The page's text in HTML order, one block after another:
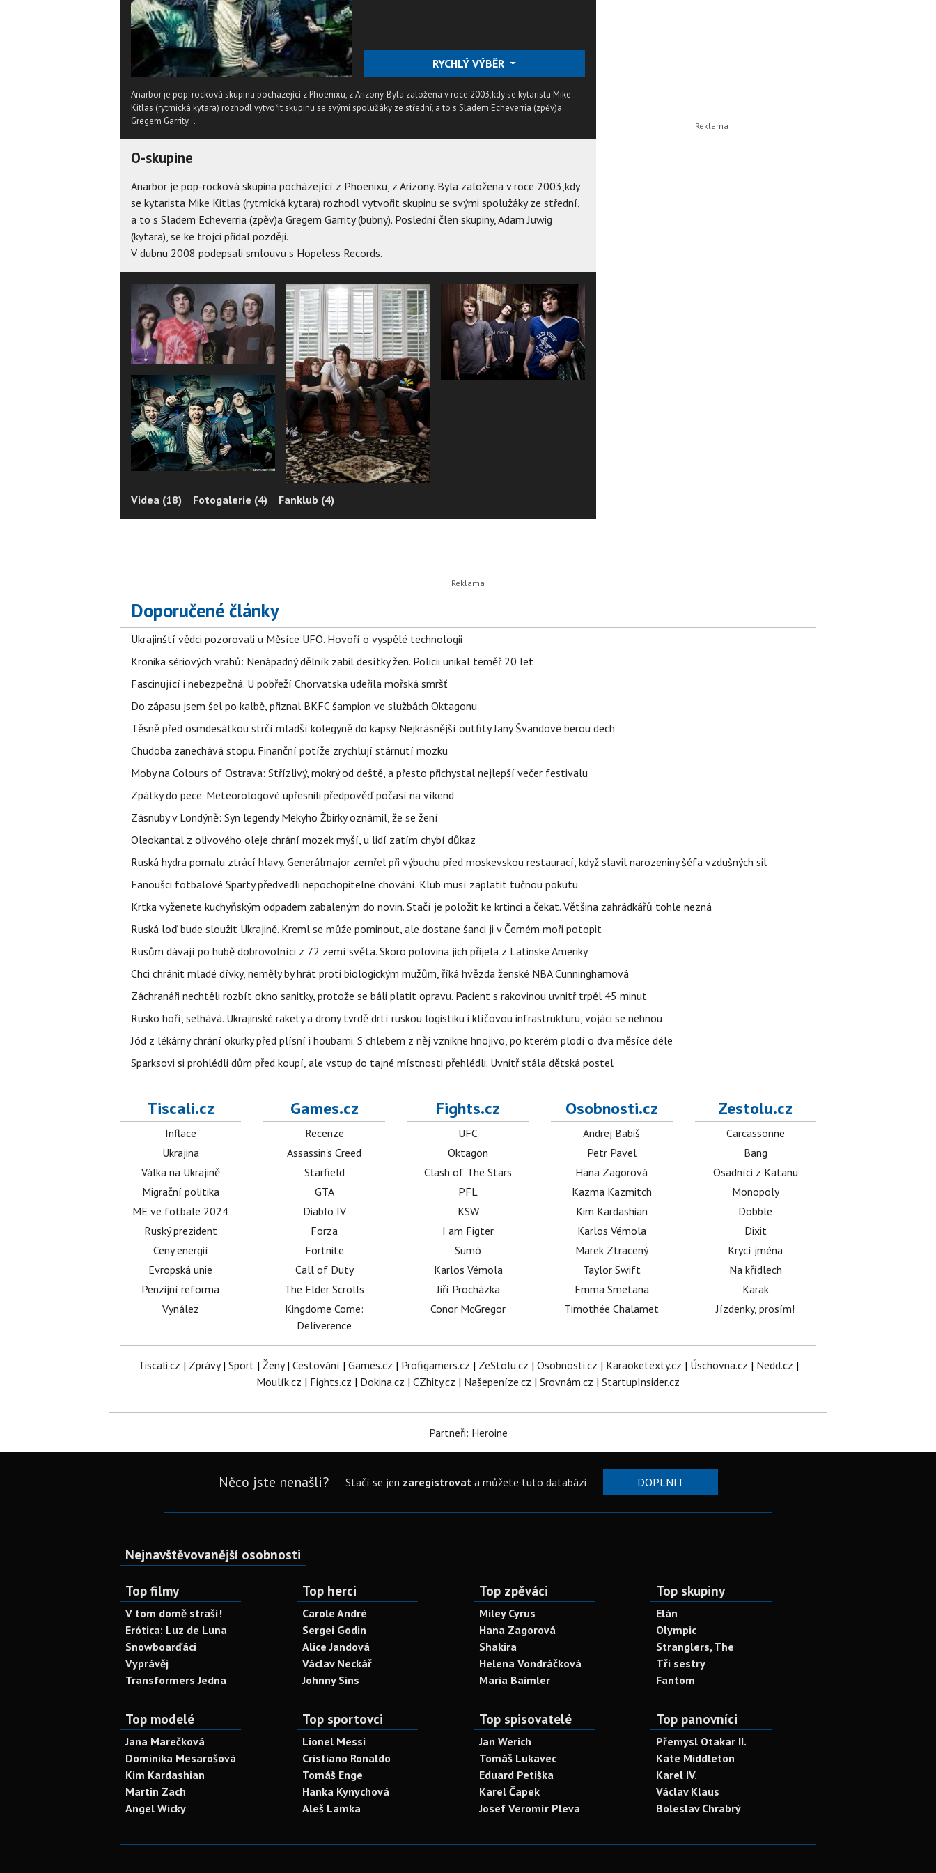
RYCHLÝ VÝBĚR
Anarbor je pop-rocková skupina pocházející z Phoenixu, z Arizony. Byla založena v roce 2003,kdy se kytarista Mike
Kitlas (rytmická kytara) rozhodl vytvořit skupinu se svými spolužáky ze střední, a to s Sladem Echeverria (zpěv)a
Gregem Garrity...
O-skupine
Anarbor je pop-rocková skupina pocházející z Phoenixu, z Arizony. Byla založena v roce 2003,kdy
se kytarista Mike Kitlas (rytmická kytara) rozhodl vytvořit skupinu se svými spolužáky ze střední,
a to s Sladem Echeverria (zpěv)a Gregem Garrity (bubny). Poslední člen skupiny, Adam Juwig
(kytara), se ke trojci přidal později.
V dubnu 2008 podepsali smlouvu s Hopeless Records.
Videa (18) Fotogalerie (4) Fanklub (4)
Doporučené články
Ukrajinští vědci pozorovali u Měsíce UFO. Hovoří o vyspělé technologii
Kronika sériových vrahů: Nenápadný dělník zabil desítky žen. Policii unikal téměř 20 let
Fascinující i nebezpečná. U pobřeží Chorvatska udeřila mořská smršť
Do zápasu jsem šel po kalbě, přiznal BKFC šampion ve službách Oktagonu
Těsně před osmdesátkou strčí mladší kolegyně do kapsy. Nejkrásnější outfity Jany Švandové berou dech
Chudoba zanechává stopu. Finanční potíže zrychlují stárnutí mozku
Moby na Colours of Ostrava: Střízlivý, mokrý od deště, a přesto přichystal nejlepší večer festivalu
Zpátky do pece. Meteorologové upřesnili předpověď počasí na víkend
Zásnuby v Londýně: Syn legendy Mekyho Žbirky oznámil, že se žení
Oleokantal z olivového oleje chrání mozek myší, u lidí zatím chybí důkaz
Ruská hydra pomalu ztrácí hlavy. Generálmajor zemřel při výbuchu před moskevskou restaurací, když slavil narozeniny šéfa vzdušných sil
Fanoušci fotbalové Sparty předvedli nepochopitelné chování. Klub musí zaplatit tučnou pokutu
Krtka vyženete kuchyňským odpadem zabaleným do novin. Stačí je položit ke krtinci a čekat. Většina zahrádkářů tohle nezná
Ruská loď bude sloužit Ukrajině. Kreml se může pominout, ale dostane šanci ji v Černém moři potopit
Rusům dávají po hubě dobrovolníci z 72 zemí světa. Skoro polovina jich přijela z Latinské Ameriky
Chci chránit mladé dívky, neměly by hrát proti biologickým mužům, říká hvězda ženské NBA Cunninghamová
Záchranáři nechtěli rozbít okno sanitky, protože se báli platit opravu. Pacient s rakovinou uvnitř trpěl 45 minut
Rusko hoří, selhává. Ukrajinské rakety a drony tvrdě drtí ruskou logistiku i klíčovou infrastrukturu, vojáci se nehnou
Jód z lékárny chrání okurky před plísní i houbami. S chlebem z něj vznikne hnojivo, po kterém plodí o dva měsíce déle
Sparksovi si prohlédli dům před koupí, ale vstup do tajné místnosti přehlédli. Uvnitř stála dětská postel
Tiscali.cz
Inflace
Ukrajina
Válka na Ukrajině
Migrační politika
ME ve fotbale 2024
Ruský prezident
Ceny energií
Evropská unie
Penzijní reforma
Vynález
Games.cz
Recenze
Assassin's Creed
Starfield
GTA
Diablo IV
Forza
Fortnite
Call of Duty
The Elder Scrolls
Kingdome Come:
Deliverence
Fights.cz
UFC
Oktagon
Clash of The Stars
PFL
KSW
I am Figter
Sumó
Karlos Vémola
Jiří Procházka
Conor McGregor
Osobnosti.cz
Andrej Babiš
Petr Pavel
Hana Zagorová
Kazma Kazmitch
Kim Kardashian
Karlos Vémola
Marek Ztracený
Taylor Swift
Emma Smetana
Timothée Chalamet
Zestolu.cz
Carcassonne
Bang
Osadníci z Katanu
Monopoly
Dobble
Dixit
Krycí jména
Na křídlech
Karak
Jízdenky, prosím!
Tiscali.cz | Zprávy| Sport| Ženy| Cestování | Games.cz | Profigamers.cz | ZeStolu.cz | Osobnosti.cz | Karaoketexty.cz | Úschovna.cz | Nedd.cz |
Moulík.cz | Fights.cz | Dokina.cz | CZhity.cz | Našepeníze.cz | Srovnám.cz | StartupInsider.cz
Partneři: Heroine
Něco jste nenašli? Stačí se jen zaregistrovata můžete tuto databázi DOPLNIT
Nejnavštěvovanější osobnosti
Top filmy
V tom domě straší!
Erótica: Luz de Luna
Snowboarďáci
Vyprávěj
Transformers Jedna
Top herci
Carole André
Sergei Godin
Alice Jandová
Václav Neckář
Johnny Sins
Top zpěváci
Miley Cyrus
Hana Zagorová
Shakira
Helena Vondráčková
Maria Baimler
Top skupiny
Elán
Olympic
Stranglers, The
Tři sestry
Fantom
Top modelé
Jana Marečková
Dominika Mesarošová
Kim Kardashian
Martin Zach
Angel Wicky
Top sportovci
Lionel Messi
Cristiano Ronaldo
Tomáš Enge
Hanka Kynychová
Aleš Lamka
Top spisovatelé
Jan Werich
Tomáš Lukavec
Eduard Petiška
Karel Čapek
Josef Veromír Pleva
Top panovníci
Přemysl Otakar II.
Kate Middleton
Karel IV.
Václav Klaus
Boleslav Chrabrý